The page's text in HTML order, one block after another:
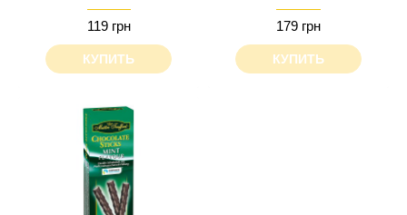
119 грн
КУПИТЬ
179 грн
КУПИТЬ